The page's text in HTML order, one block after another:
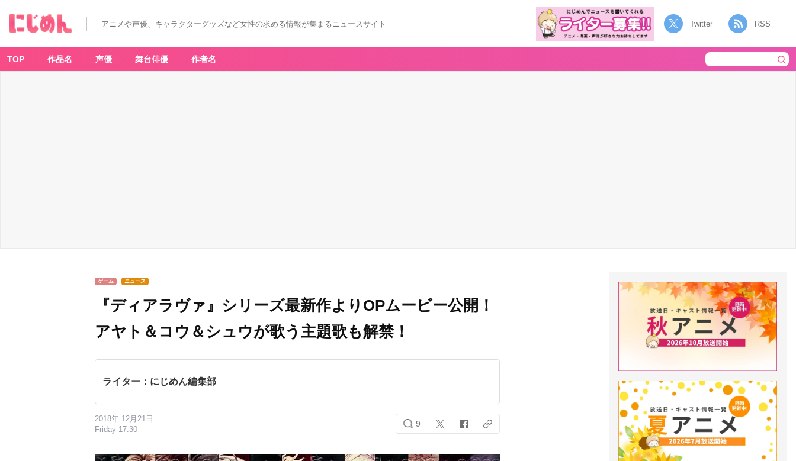
アニメや声優、キャラクターグッズなど女性の求める情報が集まるニュースサイト Twitter RSS
TOP 作品名 声優 舞台俳優 作者名
ゲーム ニュース
『ディアラヴァ』シリーズ最新作よりOPムービー公開！
アヤト＆コウ＆シュウが歌う主題歌も解禁！
ライター：にじめん編集部
2018年 12月21日
Friday 17:30
9